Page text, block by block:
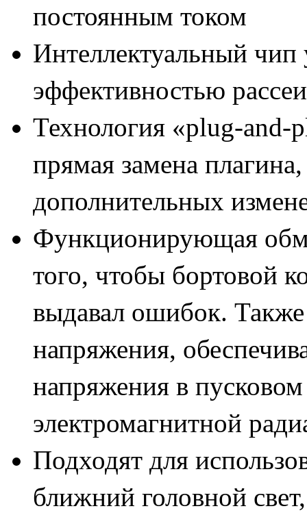
постоянным током
Интеллектуальный чип
эффективностью
Технология «plug-and-
прямая замена
дополнительных
Функционирующая
того, чтобы бортовой
выдавал ошибок. Также
напряжения,
напряжения в
электромагнитной
Подходят для
ближний головной